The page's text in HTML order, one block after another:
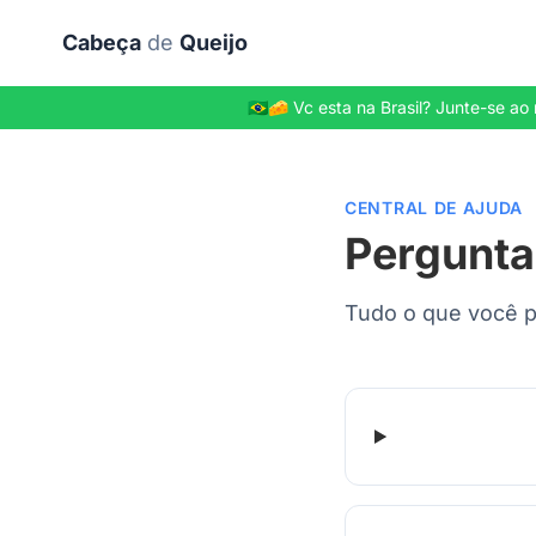
Ir para o conteúdo principal
Cabeça de Queijo
🇧🇷🧀 Vc esta na Brasil? Junte-se
CENTRAL DE AJUDA
Tudo o que você